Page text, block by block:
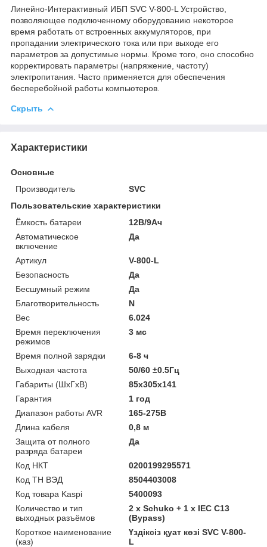
Линейно-Интерактивный ИБП SVC V-800-L Устройство,
позволяющее подключенному оборудованию некоторое
время работать от встроенных аккумуляторов, при
пропадании электрического тока или при выходе его
параметров за допустимые нормы. Кроме того, оно способно
корректировать параметры (напряжение, частоту)
электропитания. Часто применяется для обеспечения
бесперебойной работы компьютеров.
Скрыть
Характеристики
Основные
Производитель
SVC
Пользовательские характеристики
Ёмкость батареи
12В/9Ач
Автоматическое
включение
Да
Артикул
V-800-L
Безопасность
Да
Бесшумный режим
Да
Благотворительность
N
Вес
6.024
Время переключения
режимов
3 мс
Время полной зарядки
6-8 ч
Выходная частота
50/60 ±0.5Гц
Габариты (ШхГхВ)
85x305x141
Гарантия
1 год
Диапазон работы AVR
165-275В
Длина кабеля
0,8 м
Защита от полного
разряда батареи
Да
Код НКТ
0200199295571
Код ТН ВЭД
8504403008
Код товара Kaspi
5400093
Количество и тип
выходных разъёмов
2 х Schuko + 1 х IEC C13
(Bypass)
Короткое наименование
(каз)
Үздіксіз қуат көзі SVC V-800-
L